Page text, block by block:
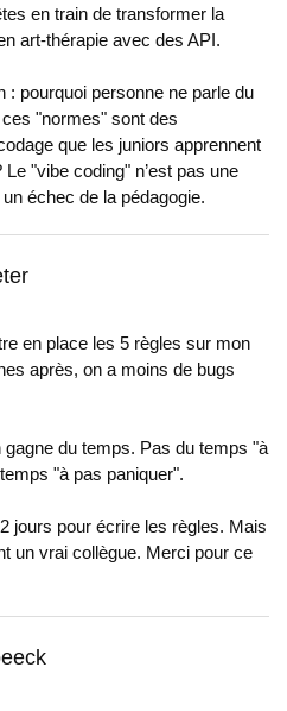
en train de transformer la
art-thérapie avec des API.
: pourquoi personne ne parle du
"normes" sont des
que les juniors apprennent
"vibe coding" n’est pas une
un échec de la pédagogie.
en place les 5 règles sur mon
après, on a moins de bugs
gagne du temps. Pas du temps "à
"à pas paniquer".
jours pour écrire les règles. Mais
un vrai collègue. Merci pour ce